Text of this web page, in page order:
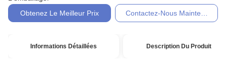
Obtenez Le Meilleur Prix Contactez-Nous Maintenant
Informations Détaillées Description Du Produit